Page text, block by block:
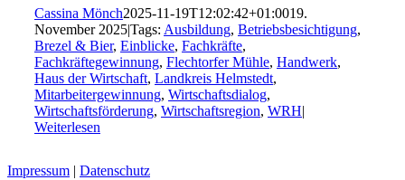
Cassina Mönch2025-11-19T12:02:42+01:0019.
November 2025|Tags: Ausbildung, Betriebsbesichtigung,
Brezel & Bier, Einblicke, Fachkräfte,
Fachkräftegewinnung, Flechtorfer Mühle, Handwerk,
Haus der Wirtschaft, Landkreis Helmstedt,
Mitarbeitergewinnung, Wirtschaftsdialog,
Wirtschaftsförderung, Wirtschaftsregion, WRH|
Weiterlesen
Impressum | Datenschutz